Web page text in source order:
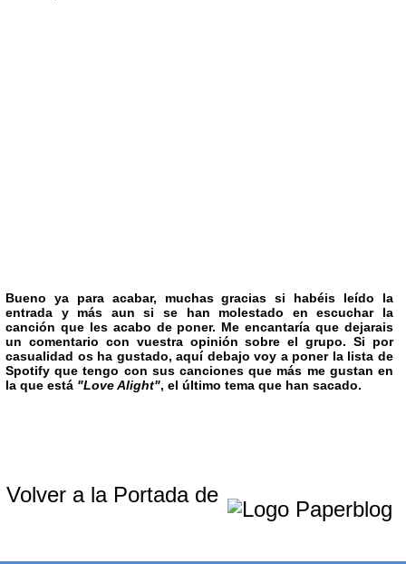
Bueno ya para acabar, muchas gracias si habéis leído la
entrada y más aun si se han molestado en escuchar la
canción que les acabo de poner. Me encantaría que dejarais
un comentario con vuestra opinión sobre el grupo. Si por
casualidad os ha gustado, aquí debajo voy a poner la lista de
Spotify que tengo con sus canciones que más me gustan en
la que está "Love Alight", el último tema que han sacado.
Volver a la Portada de